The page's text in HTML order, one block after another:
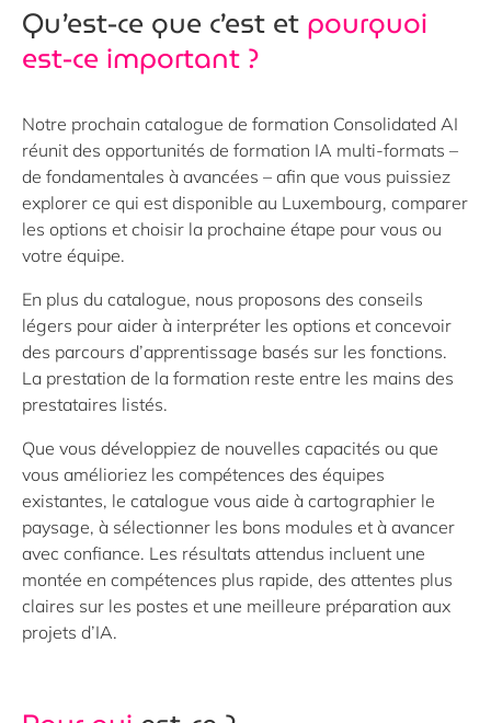
Qu’est-ce que c’est et pourquoi
est-ce important ?
Notre prochain catalogue de formation Consolidated AI
réunit des opportunités de formation IA multi-formats –
de fondamentales à avancées – afin que vous puissiez
explorer ce qui est disponible au Luxembourg, comparer
les options et choisir la prochaine étape pour vous ou
votre équipe.
En plus du catalogue, nous proposons des conseils
légers pour aider à interpréter les options et concevoir
des parcours d’apprentissage basés sur les fonctions.
La prestation de la formation reste entre les mains des
prestataires listés.
Que vous développiez de nouvelles capacités ou que
vous amélioriez les compétences des équipes
existantes, le catalogue vous aide à cartographier le
paysage, à sélectionner les bons modules et à avancer
avec confiance. Les résultats attendus incluent une
montée en compétences plus rapide, des attentes plus
claires sur les postes et une meilleure préparation aux
projets d’IA.